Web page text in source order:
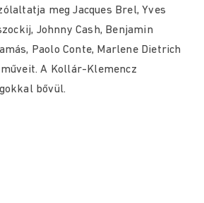
meg Jacques Brel, Yves
Johnny Cash, Benjamin
Paolo Conte, Marlene Dietrich
A Kollár-Klemencz
bővül.